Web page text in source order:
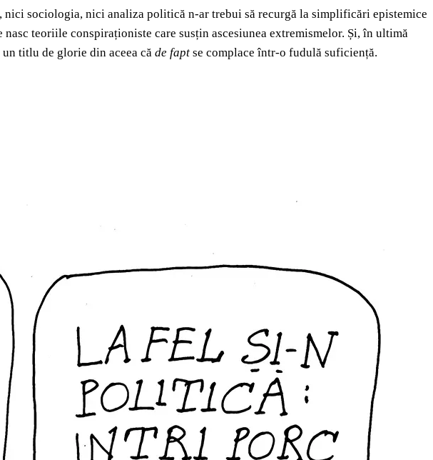
sociologia, nici analiza politică n-ar trebui să recurgă la simplificări epistemice
teoriile conspiraționiste care susțin ascesiunea extremismelor. Și, în ultimă
titlu de glorie din aceea că de fapt se complace într-o fudulă suficiență.